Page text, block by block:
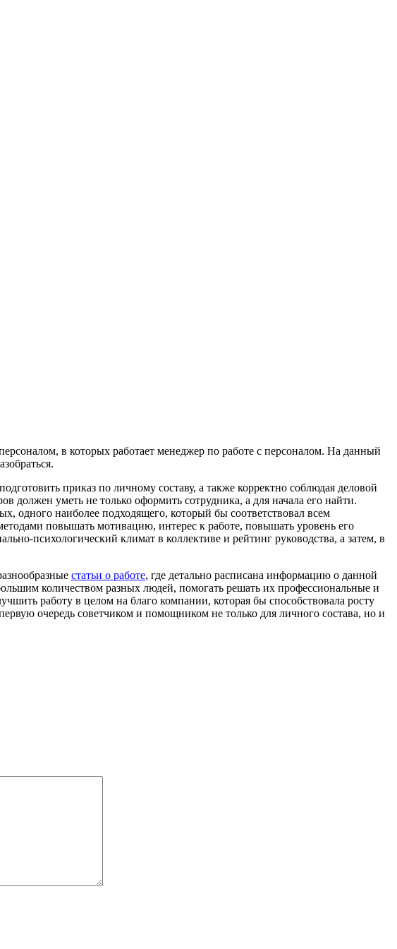
в которых работает менеджер по работе с персоналом. На данный
приказ по личному составу, а также корректно соблюдая деловой
уметь не только оформить сотрудника, а для начала его найти.
одного наиболее подходящего, который бы соответствовал всем
повышать мотивацию, интерес к работе, повышать уровень его
психологический климат в коллективе и рейтинг руководства, а затем, в
статьи о работе, где детально расписана информацию о данной
количеством разных людей, помогать решать их профессиональные и
работу в целом на благо компании, которая бы способствовала росту
очередь советчиком и помощником не только для личного состава, но и